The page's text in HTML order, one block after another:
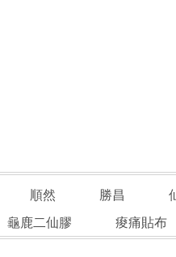
順然 勝昌
龜鹿二仙膠 痠痛貼布